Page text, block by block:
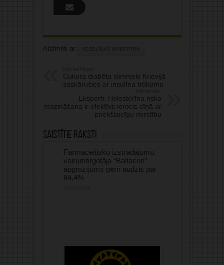
Atzīmēti ar: VESELĪBAS MINISTRIJA
Cukura diabēta slimnieki Krievijā
saskārušies ar insulīna trūkumu
Eksperti: Holesterīna riska
mazināšana ir efektīvs ierocis cīņā ar
priekšlaicīgu mirstību
Saistītie raksti
Farmaceitisko izstrādājumu
vairumtirgotāja “Baltacon”
apgrozījums pērn audzis par
84,4%